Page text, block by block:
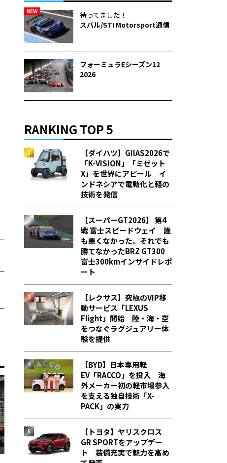
NEW
待ってました！
スバル/STI Motorsport通信
フォーミュラEシーズン12
2026
RANKING TOP 5
【ダイハツ】GIIAS2026で
「K-VISION」「ミゼット
X」を世界にアピール イ
ンドネシアで電動化と軽の
技術を発信
【スーパーGT2026】 第4
戦 富士スピードウェイ 誰
も悪くなかった。それでも
勝てなかった――BRZ GT300
富士300kmインサイドレポ
ート
【レクサス】究極のVIP移
動サービス「LEXUS
Flight」開始 陸・海・空
をつなぐラグジュアリー体
験を提供
【BYD】日本専用軽
EV「RACCO」を投入 海
外メーカー初の軽市場参入
を支える独自技術「X-
PACK」の実力
【トヨタ】ヤリスクロス
GR SPORTをアップデー
ト 装備充実で魅力を高め